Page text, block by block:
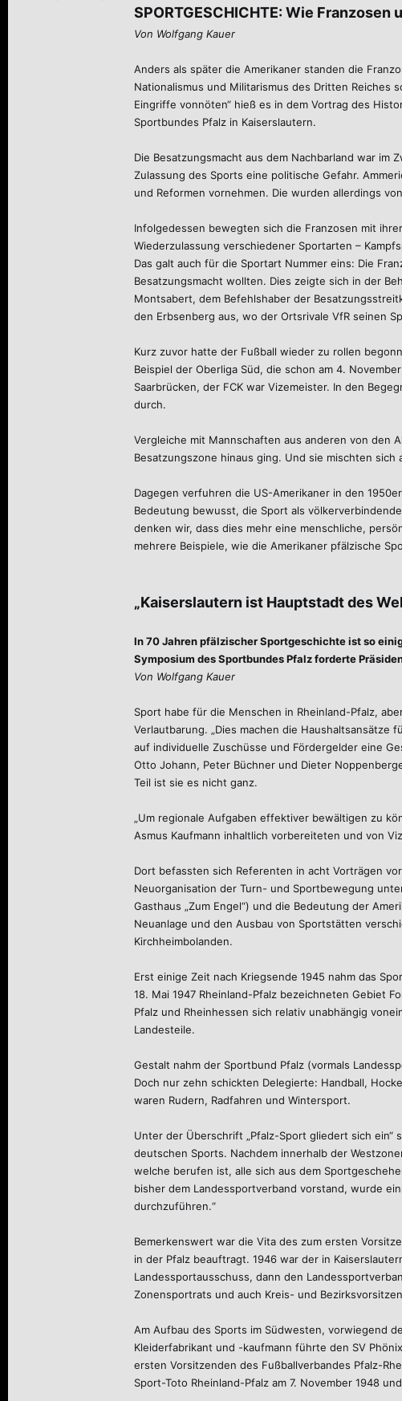
SPORTGESCHICHTE: Wie
Von Wolfgang Kauer
Anders als später die Amerikaner standen die
Nationalismus und Militarismus des Dritten Reiches
Eingriffe vonnöten“ hieß es in dem Vortrag des
Sportbundes Pfalz in Kaiserslautern.
Die Besatzungsmacht aus dem Nachbarland war
Zulassung des Sports eine politische Gefahr.
und Reformen vornehmen. Die wurden allerdings
Infolgedessen bewegten sich die Franzosen mit
Wiederzulassung verschiedener Sportarten –
Das galt auch für die Sportart Nummer eins: Die
Besatzungsmacht wollten. Dies zeigte sich in der
Montsabert, dem Befehlshaber der
den Erbsenberg aus, wo der Ortsrivale VfR seinen
Kurz zuvor hatte der Fußball wieder zu rollen
Beispiel der Oberliga Süd, die schon am 4.
Saarbrücken, der FCK war Vizemeister. In den
durch.
Vergleiche mit Mannschaften aus anderen von den
Besatzungszone hinaus ging. Und sie mischten
Dagegen verfuhren die US-Amerikaner in den
Bedeutung bewusst, die Sport als
denken wir, dass dies mehr eine menschliche,
mehrere Beispiele, wie die Amerikaner pfälzische
„Kaiserslautern ist Hauptstadt des
In 70 Jahren pfälzischer Sportgeschichte ist so
Symposium des Sportbundes Pfalz forderte
Von Wolfgang Kauer
Sport habe für die Menschen in Rheinland-Pfalz,
Verlautbarung. „Dies machen die
auf individuelle Zuschüsse und Fördergelder eine
Otto Johann, Peter Büchner und Dieter
Teil ist sie es nicht ganz.
„Um regionale Aufgaben effektiver bewältigen zu
Asmus Kaufmann inhaltlich vorbereiteten und von
Dort befassten sich Referenten in acht Vorträgen
Neuorganisation der Turn- und Sportbewegung
Gasthaus „Zum Engel“) und die Bedeutung der
Neuanlage und den Ausbau von Sportstätten
Kirchheimbolanden.
Erst einige Zeit nach Kriegsende 1945 nahm das
18. Mai 1947 Rheinland-Pfalz bezeichneten Gebiet
Pfalz und Rheinhessen sich relativ unabhängig
Landesteile.
Gestalt nahm der Sportbund Pfalz (vormals
Doch nur zehn schickten Delegierte: Handball,
waren Rudern, Radfahren und Wintersport.
Unter der Überschrift „Pfalz-Sport gliedert sich ein“
deutschen Sports. Nachdem innerhalb der
welche berufen ist, alle sich aus dem
bisher dem Landessportverband vorstand, wurde
durchzuführen.“
Bemerkenswert war die Vita des zum ersten
in der Pfalz beauftragt. 1946 war der in
Landessportausschuss, dann den
Zonensportrats und auch Kreis- und
Am Aufbau des Sports im Südwesten, vorwiegend
Kleiderfabrikant und -kaufmann führte den SV
ersten Vorsitzenden des Fußballverbandes Pfalz-
Sport-Toto Rheinland-Pfalz am 7. November 1948